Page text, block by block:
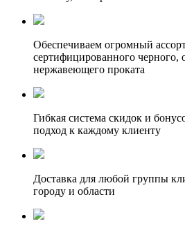
Обеспечиваем огромный
сертифицированного черного,
нержавеющего проката
Гибкая система скидок и
подход к каждому клиенту
Доставка для любой группы
городу и области